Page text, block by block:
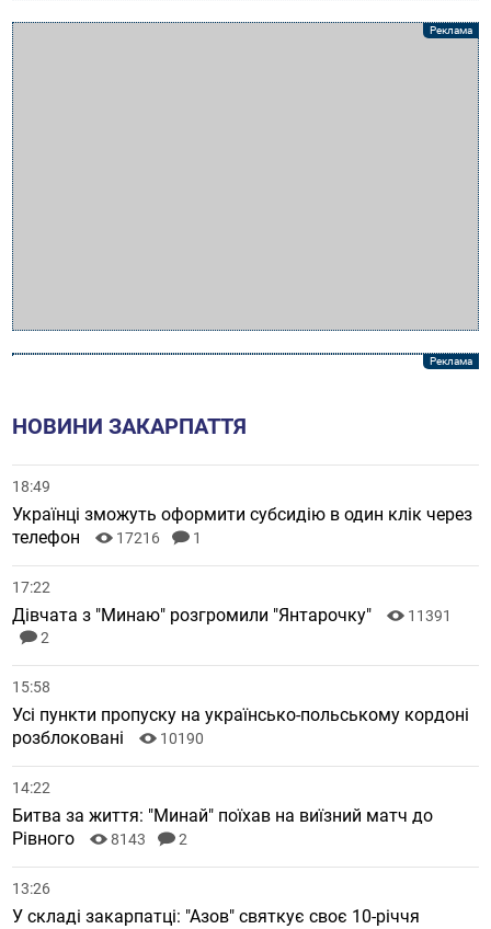
НОВИНИ ЗАКАРПАТТЯ
18:49
Українці зможуть оформити субсидію в один клік через
телефон
17216 1
17:22
Дівчата з "Минаю" розгромили "Янтарочку"
11391
2
15:58
Усі пункти пропуску на українсько-польському кордоні
розблоковані
10190
14:22
Битва за життя: "Минай" поїхав на виїзний матч до
Рівного
8143 2
13:26
У складі закарпатці: "Азов" святкує своє 10-річчя